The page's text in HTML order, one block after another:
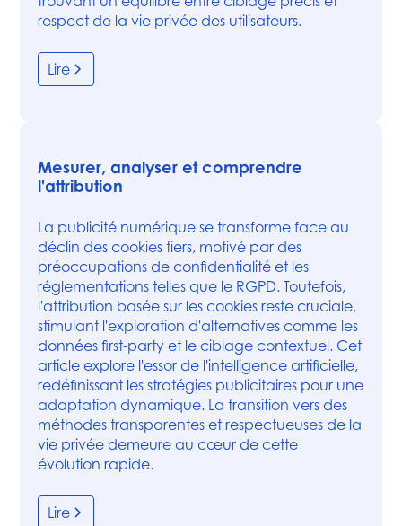
respect de la vie privée des utilisateurs.
Lire
Mesurer, analyser et comprendre
l'attribution
La publicité numérique se transforme face au
déclin des cookies tiers, motivé par des
préoccupations de confidentialité et les
réglementations telles que le RGPD. Toutefois,
l'attribution basée sur les cookies reste cruciale,
stimulant l'exploration d'alternatives comme les
données first-party et le ciblage contextuel. Cet
article explore l'essor de l'intelligence artificielle,
redéfinissant les stratégies publicitaires pour une
adaptation dynamique. La transition vers des
méthodes transparentes et respectueuses de la
vie privée demeure au cœur de cette
évolution rapide.
Lire